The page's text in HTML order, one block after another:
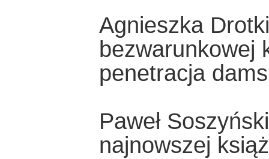
Agnieszka
bezwarunkowej
penetracja
Paweł
najnowszej